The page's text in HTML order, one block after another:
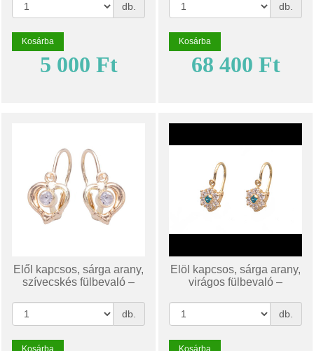
db.
Kosárba
5 000 Ft
db.
Kosárba
68 400 Ft
Elől kapcsos, sárga arany,
szívecskés fülbevaló –
db.
Kosárba
Elöl kapcsos, sárga arany,
virágos fülbevaló –
db.
Kosárba